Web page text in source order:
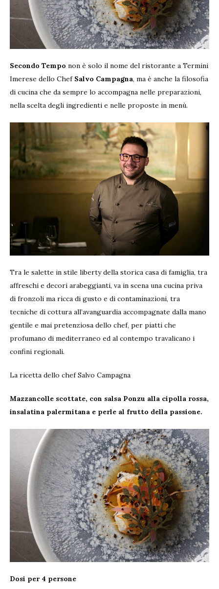
Secondo Tempo non è solo il nome del ristorante a Termini
Imerese dello Chef Salvo Campagna, ma è anche la filosofia
di cucina che da sempre lo accompagna nelle preparazioni,
nella scelta degli ingredienti e nelle proposte in menù.
Tra le salette in stile liberty della storica casa di famiglia, tra
affreschi e decori arabeggianti, va in scena una cucina priva
di fronzoli ma ricca di gusto e di contaminazioni, tra
tecniche di cottura all’avanguardia accompagnate dalla mano
gentile e mai pretenziosa dello chef, per piatti che
profumano di mediterraneo ed al contempo travalicano i
confini regionali.
La ricetta dello chef Salvo Campagna
Mazzancolle scottate, con salsa Ponzu alla cipolla rossa,
insalatina palermitana e perle al frutto della passione.
Dosi per 4 persone